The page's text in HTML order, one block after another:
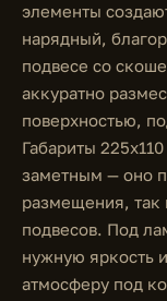
элементы
нарядный,
подвесе со
аккуратно
поверхностью,
Габариты
заметным — оно
размещения, так
подвесов. Под
нужную яркость
атмосферу под